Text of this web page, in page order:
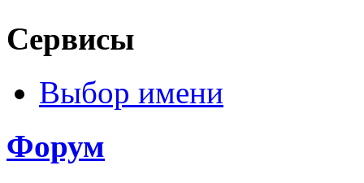
Сервисы
Выбор имени
Форум